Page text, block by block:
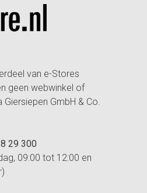
van e-Stores
geen webwinkel of
GmbH & Co.
29 300
09:00 tot 12:00 en